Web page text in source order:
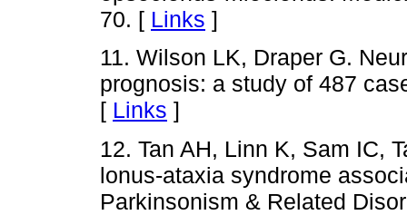
70. [ Links ]
11. Wilson LK, Draper G.
prognosis: a study of 487
[ Links ]
12. Tan AH, Linn K, Sam IC,
lonus-ataxia syndrome
Parkinsonism & Related